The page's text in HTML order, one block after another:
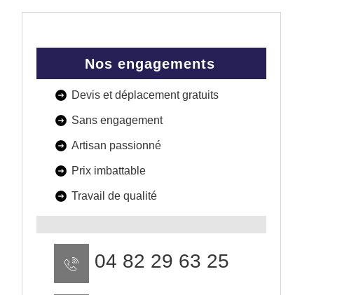
Nos engagements
Devis et déplacement gratuits
Sans engagement
Artisan passionné
Prix imbattable
Travail de qualité
04 82 29 63 25